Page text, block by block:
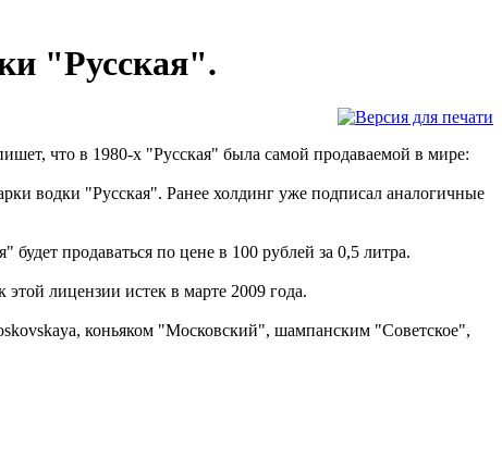
"Русская".
что в 1980-х "Русская" была самой продаваемой в мире:
водки "Русская". Ранее холдинг уже подписал аналогичные
продаваться по цене в 100 рублей за 0,5 литра.
лицензии истек в марте 2009 года.
коньяком "Московский", шампанским "Советское",